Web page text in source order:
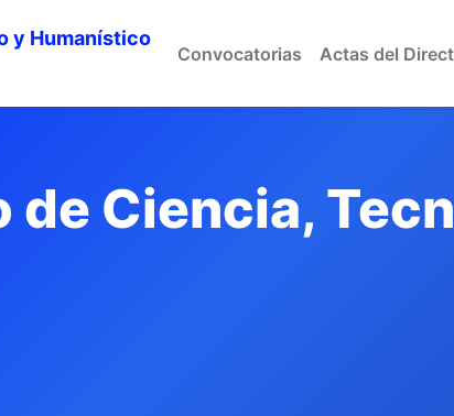
y Humanístico
Convocatorias Actas del
Ciencia,